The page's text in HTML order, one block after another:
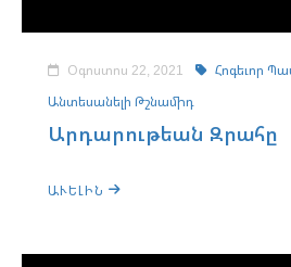
Օգոստոս 22, 2021 Հոգեւոր
Անտեսանելի Թշնամիդ
Արդարութեան Զրահը
ԱՒԵԼԻՆ